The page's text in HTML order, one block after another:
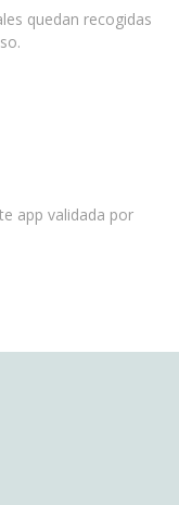
quedan recogidas
app validada por